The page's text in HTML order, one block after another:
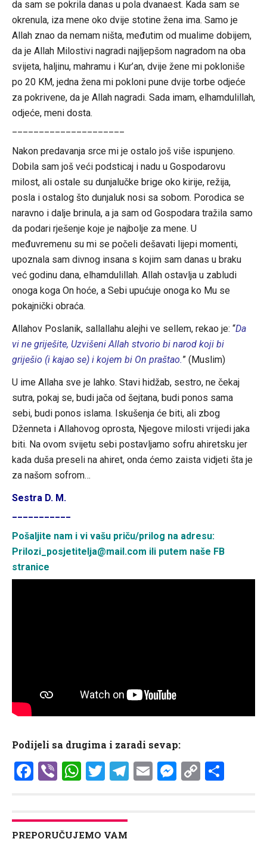
da sam se pokrila danas u pola dvanaest. Kada sam se
okrenula, iza mene oko dvije stotine žena ima. Samo je
Allah znao da nemam ništa, međutim od mualime dobijem,
da je Allah Milostivi nagradi najljepšom nagradom na oba
svijeta, haljinu, mahramu i Kur’an, dvije žene mi pokloniše
po 20 KM, jedna žena mi pokloni pune dvije torbe odjeće
za pokrivene, da je Allah nagradi. Sada imam, elhamdulillah,
odjeće, meni dosta.
Nakon predavanja srce mi je ostalo još više ispunjeno.
Dobila sam još veći podsticaj i nadu u Gospodarovu
milost, ali ostale su dunjalučke brige oko kirije, režija,
posla i ostalog što dunjaluk nosi sa sobom. Porodica se
naravno i dalje brinula, a ja sam od Gospodara tražila samo
da podari rješenje koje je najbolje za mene. U
međuvremenu su mi se počeli dešavati lijepi momenti,
upoznala sam divnog insana s kojim sam danas u braku
već godinu dana, elhamdulillah. Allah ostavlja u zabludi
onoga koga On hoće, a Sebi upućuje onoga ko Mu se
pokajnički obraća.
Allahov Poslanik, sallallahu alejhi ve sellem, rekao je: “Da
vi ne griješite, Uzvišeni Allah stvorio bi narod koji bi
griješio (i kajao se) i kojem bi On praštao.” (Muslim)
U ime Allaha sve je lahko. Stavi hidžab, sestro, ne čekaj
sutra, pokaj se, budi jača od šejtana, budi ponos sama
sebi, budi ponos islama. Iskušenja će biti, ali zbog
Dženneta i Allahovog oprosta, Njegove milosti vrijedi jaka
biti. Na ovom svijetu sebi postavljamo sofru ahiretsku jer
kada duša preseli na ahiret, onda ćemo zaista vidjeti šta je
za našom sofrom…
Sestra D. M.
Pošaljite nam i vi vašu priču/prilog na adresu:
Prilozi_posjetitelja@mail.com ili putem naše FB
stranice
Podijeli sa drugima i zaradi sevap:
Facebook
ViberWhatsApp
Twitter
Telegram
Email Copy
PREPORUČUJEMO VAM